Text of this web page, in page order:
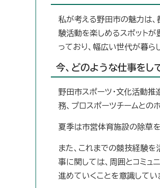
私が考える野田市の魅力は、
験活動を楽しめるスポット
っており、幅広い世代が暮ら
今、どのような仕事をし
野田市スポーツ・文化活動推
務、プロスポーツチームとの
夏季は市営体育施設の除草を
また、これまでの競技経験を
事に関しては、周囲とコミュ
進めていくことを意識してい